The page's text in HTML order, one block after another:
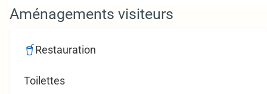
Aménagements visiteurs
Restauration
Toilettes